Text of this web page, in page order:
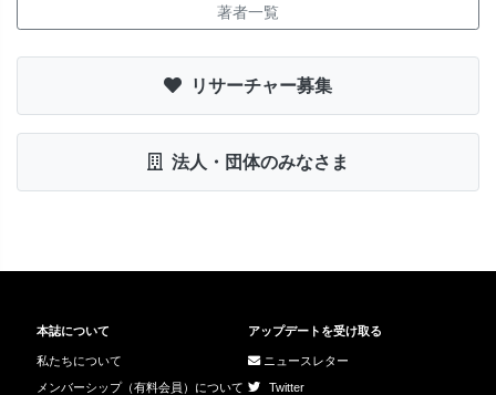
著者一覧
リサーチャー募集
法人・団体のみなさま
本誌について
私たちについて
メンバーシップ（有料会員）について
アップデートを受け取る
ニュースレター
Twitter